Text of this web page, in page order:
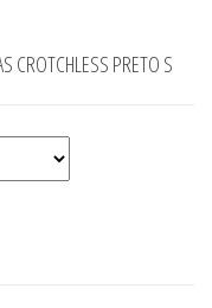
CROTCHLESS PRETO S
PEÇAS